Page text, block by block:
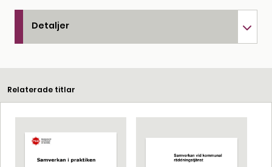
Detaljer
Relaterade titlar